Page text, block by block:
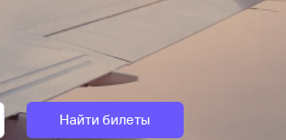
Найти билеты